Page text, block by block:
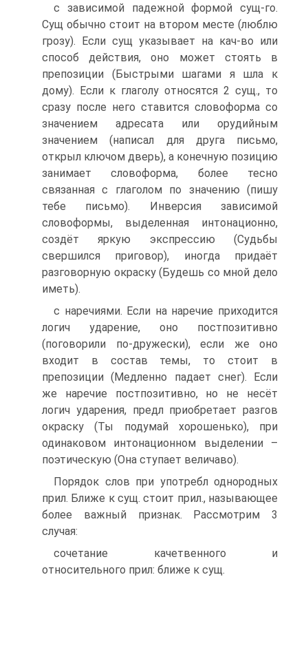
с зависимой падежной формой сущ-го.
Сущ обычно стоит на втором месте (люблю
грозу). Если сущ указывает на кач-во или
способ действия, оно может стоять в
препозиции (Быстрыми шагами я шла к
дому). Если к глаголу относятся 2 сущ., то
сразу после него ставится словоформа со
значением адресата или орудийным
значением (написал для друга письмо,
открыл ключом дверь), а конечную позицию
занимает словоформа, более тесно
связанная с глаголом по значению (пишу
тебе письмо). Инверсия зависимой
словоформы, выделенная интонационно,
создёт яркую экспрессию (Судьбы
свершился приговор), иногда придаёт
разговорную окраску (Будешь со мной дело
иметь).
с наречиями. Если на наречие приходится
логич ударение, оно постпозитивно
(поговорили по-дружески), если же оно
входит в состав темы, то стоит в
препозиции (Медленно падает снег). Если
же наречие постпозитивно, но не несёт
логич ударения, предл приобретает разгов
окраску (Ты подумай хорошенько), при
одинаковом интонационном выделении –
поэтическую (Она ступает величаво).
Порядок слов при употребл однородных
прил. Ближе к сущ. стоит прил., называющее
более важный признак. Рассмотрим 3
случая:
сочетание качетвенного и
относительного прил: ближе к сущ.